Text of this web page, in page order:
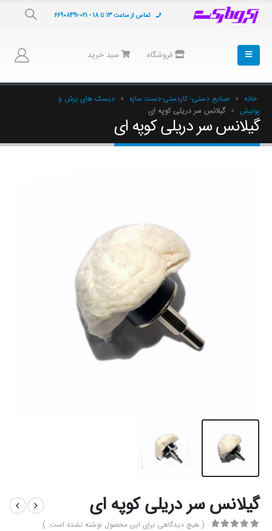
تماس از ساعت 13 تا 18 - 021-66908491
فروشگاه سبد خرید
خانه » صنایع دستی- کاردستی-دست سازه » دیسک های برش و
پولیش » گیلانس سر دریلی کوپه ای
گیلانس سر دریلی کوپه ای
گیلانس سر دریلی کوپه ای
( هیچ دیدگاهی برای این محصول نوشته نشده است. )